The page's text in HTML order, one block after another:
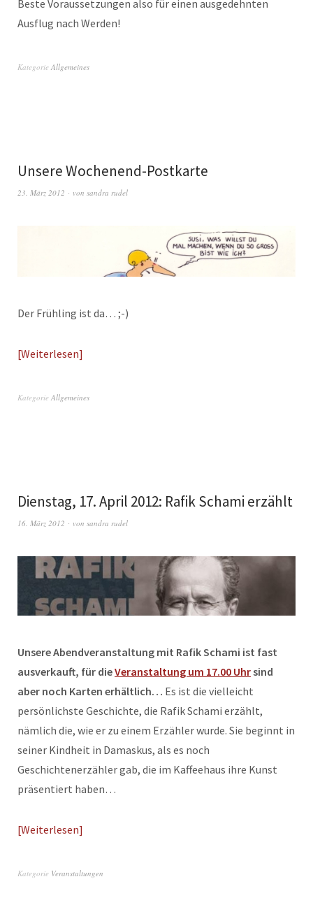
Beste Voraussetzungen also für einen ausgedehnten
Ausflug nach Werden!
Kategorie Allgemeines
Unsere Wochenend-Postkarte
23. März 2012 von sandra rudel
Der Frühling ist da… ;-)
Weiterlesen
Kategorie Allgemeines
Dienstag, 17. April 2012: Rafik Schami erzählt
16. März 2012 von sandra rudel
Unsere Abendveranstaltung mit Rafik Schami ist fast
ausverkauft, für dieVeranstaltung um 17.00 Uhrsind
aber noch Karten erhältlich… Es ist die vielleicht
persönlichste Geschichte, die Rafik Schami erzählt,
nämlich die, wie er zu einem Erzähler wurde. Sie beginnt in
seiner Kindheit in Damaskus, als es noch
Geschichtenerzähler gab, die im Kaffeehaus ihre Kunst
präsentiert haben…
Weiterlesen
Kategorie Veranstaltungen